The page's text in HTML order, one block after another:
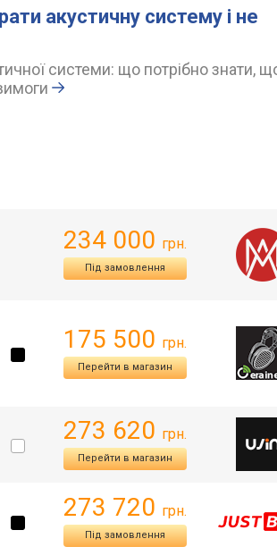
акустичну систему і не
системи: що потрібно знати,
234 000 грн.
Під замовлення
175 500 грн.
Перейти в магазин
273 620 грн.
Перейти в магазин
273 720 грн.
Під замовлення